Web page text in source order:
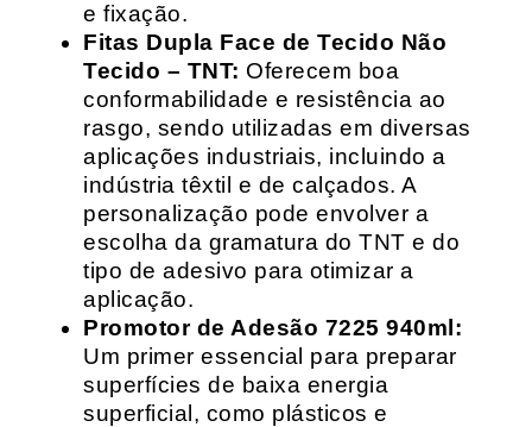
e fixação.
Fitas Dupla Face de Tecido Não
Tecido – TNT: Oferecem boa
conformabilidade e resistência ao
rasgo, sendo utilizadas em diversas
aplicações industriais, incluindo a
indústria têxtil e de calçados. A
personalização pode envolver a
escolha da gramatura do TNT e do
tipo de adesivo para otimizar a
aplicação.
Promotor de Adesão 7225 940ml:
Um primer essencial para preparar
superfícies de baixa energia
superficial, como plásticos e